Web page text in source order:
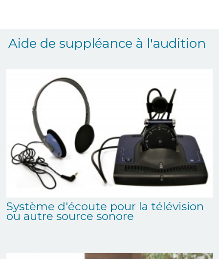
Aide de suppléance à l'audition
Système d'écoute pour la télévision
ou autre source sonore